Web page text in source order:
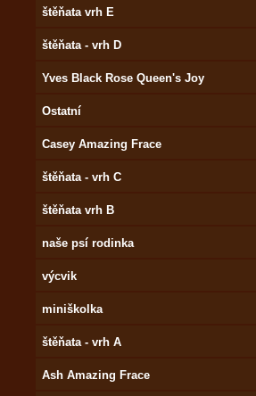
štěňata vrh E
štěňata - vrh D
Yves Black Rose Queen's Joy
Ostatní
Casey Amazing Frace
štěňata - vrh C
štěňata vrh B
naše psí rodinka
výcvik
miniškolka
štěňata - vrh A
Ash Amazing Frace